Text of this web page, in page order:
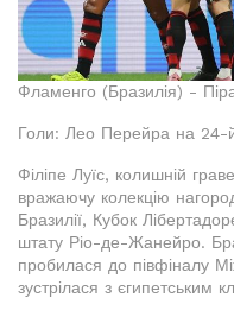
Фламенго (Бразилія) -
Голи: Лео Перейра на 24-й
Філіпе Луїс, колишній
вражаючу колекцію
Бразилії, Кубок
штату Ріо-де-Жанейро.
пробилася до півфіналу
зустрілася з єгипетським